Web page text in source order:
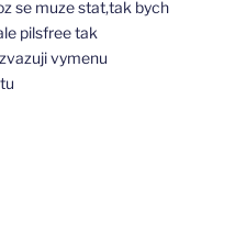
se muze stat,tak bych
pilsfree tak
vymenu